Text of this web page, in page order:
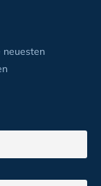
neuesten